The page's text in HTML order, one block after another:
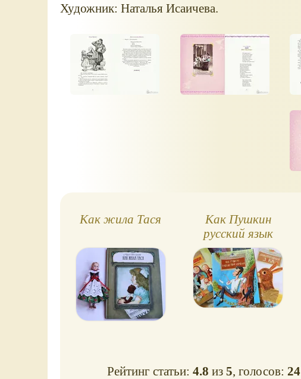
Художник: Наталья Исаичева.
Как жила Тася
Как Пушкин
русский язык
изменил
Рейтинг статьи:4.8 из5, голосов:24